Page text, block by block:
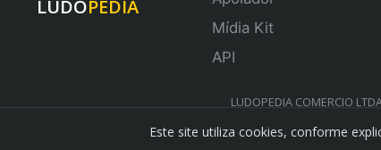
LUDOPEDIA
Mídia Kit
API
LUDOPEDIA COMERCIO
Este site utiliza cookies, conforme